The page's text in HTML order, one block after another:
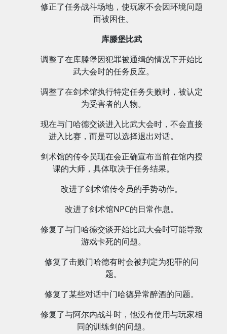
修正了任务战斗场地，使玩家不会因环境问题
而被困住。
库滕堡比武
调整了在库滕堡因犯罪被通缉的情况下开始比
武大会时的任务反应。
调整了在剑术馆执行特定任务失败时，被认定
为受害者的人物。
现在与门哈德交谈进入比武大会时，不会直接
进入比赛，而是可以选择退出对话。
剑术馆的传令员现在会正确宣布当前在馆内授
课的大师，具体取决于任务结果。
改进了剑术馆传令员的手势动作。
改进了剑术馆NPC的日常作息。
修复了与门哈德交谈开始比武大会时可能导致
游戏卡死的问题。
修复了击败门哈德有时会被判定为犯罪的问
题。
修复了某些对话中门哈德异常醉酒的问题。
修复了与阿尔内战斗时，他没有使用与玩家相
同的训练剑的问题。